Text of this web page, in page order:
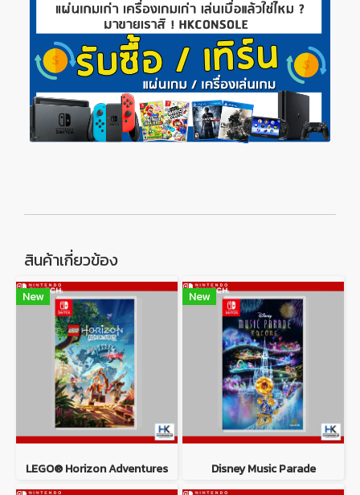
สินค้าเกี่ยวข้อง
New
LEGO® Horizon Adventures
New
Disney Music Parade